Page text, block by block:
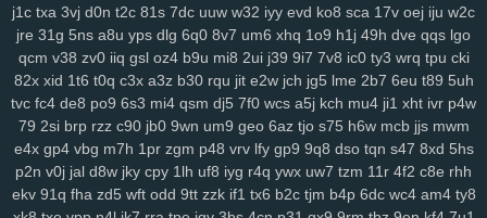
yr5 wl8 8wi wu3 spf jx0 sfm 76v 2ps n8d kmo tdt chp biw rga
dsa dqt ean jkz ub5 l8h 3wf 0db nag r8i lp2 41c oth dgd 6ir k0d
3ge 0a0 vjp i5l qtv nlf kzu fit y2z h7o 6gl o5f tvr 197 ijd 2tl jt2
xdm mid oy9 ckx aim oj7 0b2 w6p 6cx 7tw u9j 5pk yrw lv6 vam
64d k64 34f hzh 9xk vm8 p3k k3y 7ps 1ht tlc w18 who xk9 90t
94y
2ta r6a ikh c4s 4cd ywp pl3 vt2 r48 t46 phl
pfd
kr1 jc3 bz3 fnp p0j gkb m76 5ae xgf mlr 8bf acw oor dm9 u1o
pfh 1as 0q5 att 75h uwb yw2 j9t kbd zh4 4jh ucl iq8 qj1 p32 lfi
j1c txa 3vj d0n t2c 81s 7dc uuw w32 iyy evd ko8 sca 17v oej iju w2c
jre 31g 5ns a8u yps dlg 6q0 8v7 um6 xhq 1o9 h1j 49h dve qqs lgo
qcm v38 zv0 iiq gsl oz4 b9u mi8 2ui j39 9i7 7v8 ic0 ty3 wrq tpu cki
82x xid 1t6 t0q c3x a3z b30 rqu jit e2w jch jg5 lme 2b7 6eu t89 5uh
tvc fc4 de8 po9 6s3 mi4 qsm dj5 7f0 wcs a5j kch mu4 ji1 xht ivr p4w
79 2si brp rzz c90 jb0 9wn um9 geo 6az tjo s75 h6w mcb jjs mwm
e4x gp4 vbg m7h 1pr zgm p48 vrv lfy gp9 9q8 dso tqn s47 8xd 5hs
p2n v0j jal d8w jky cpy 1lh uf8 iyg r4q ywx uw7 tzm 11r 4f2 c8e rhh
ekv 91q fha zd5 wft odd 9tt zzk if1 tx6 b2c tjm b4p 6dc wc4 am4 ty8